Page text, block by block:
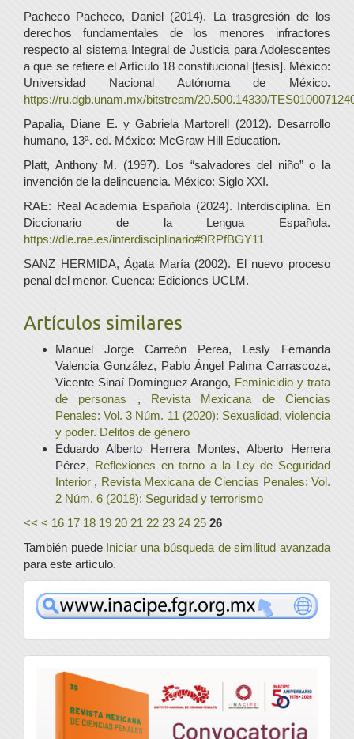
Pacheco Pacheco, Daniel (2014). La trasgresión de los
derechos fundamentales de los menores infractores
respecto al sistema Integral de Justicia para Adolescentes
a que se refiere el Artículo 18 constitucional [tesis]. México:
Universidad Nacional Autónoma de México.
https://ru.dgb.unam.mx/bitstream/20.500.14330/
Papalia, Diane E. y Gabriela Martorell (2012). Desarrollo
humano, 13ª. ed. México: McGraw Hill Education.
Platt, Anthony M. (1997). Los “salvadores del niño” o la
invención de la delincuencia. México: Siglo XXI.
RAE: Real Academia Española (2024). Interdisciplina. En
Diccionario de la Lengua Española.
https://dle.rae.es/interdisciplinario#9RPfBGY11
SANZ HERMIDA, Ágata María (2002). El nuevo proceso
penal del menor. Cuenca: Ediciones UCLM.
Artículos similares
Manuel Jorge Carreón Perea, Lesly Fernanda
Valencia González, Pablo Ángel Palma Carrascoza,
Vicente Sinaí Domínguez Arango, Feminicidio y trata
de personas ,
Revista Mexicana de Ciencias
Penales: Vol. 3 Núm. 11 (2020): Sexualidad, violencia
y poder. Delitos de género
Eduardo Alberto Herrera Montes, Alberto Herrera
Pérez, Reflexiones en torno a la Ley de Seguridad
Interior , Revista Mexicana de Ciencias Penales: Vol.
2 Núm. 6 (2018): Seguridad y terrorismo
<< < 16 17 18 19 20 21 22 23 24 25 26
También puede Iniciar una búsqueda de similitud avanzada
para este artículo.
www
convocatoria